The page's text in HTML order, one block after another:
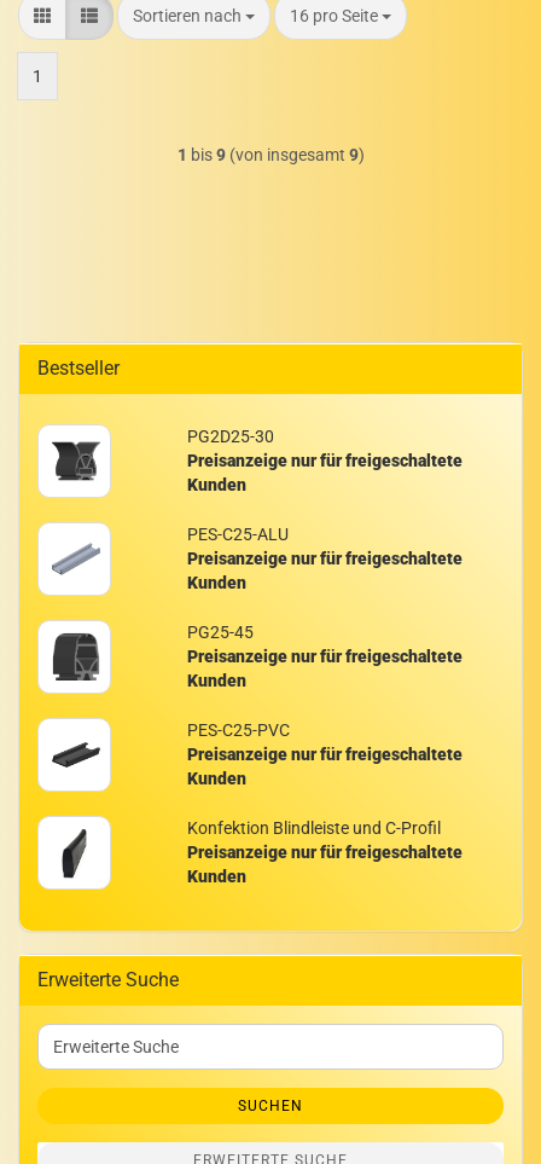
Sortieren nach
Sortieren nach 16 pro Seite
pro Seite
1
1 bis9(von insgesamt 9)
Bestseller
PG2D25-​30
Preisanzeige nur für freigeschaltete
Kunden
PES-​C25-ALU
Preisanzeige nur für freigeschaltete
Kunden
PG25-​45
Preisanzeige nur für freigeschaltete
Kunden
PES-​C25-PVC
Preisanzeige nur für freigeschaltete
Kunden
Kon­fek­ti­on Blind­leis­te und C-​Profil
Preisanzeige nur für freigeschaltete
Kunden
Erweiterte Suche
Erweiterte
Suche
SUCHEN
ERWEITERTE SUCHE